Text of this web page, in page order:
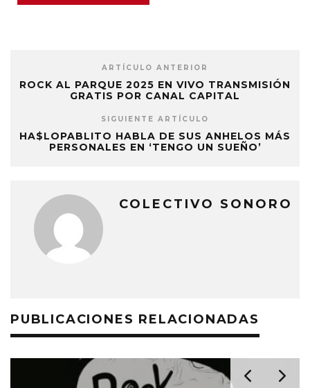
ARTÍCULO ANTERIOR
ROCK AL PARQUE 2025 EN VIVO TRANSMISIÓN
GRATIS POR CANAL CAPITAL
SIGUIENTE ARTÍCULO
HA$LOPABLITO HABLA DE SUS ANHELOS MÁS
PERSONALES EN ‘TENGO UN SUEÑO’
COLECTIVO SONORO
PUBLICACIONES RELACIONADAS